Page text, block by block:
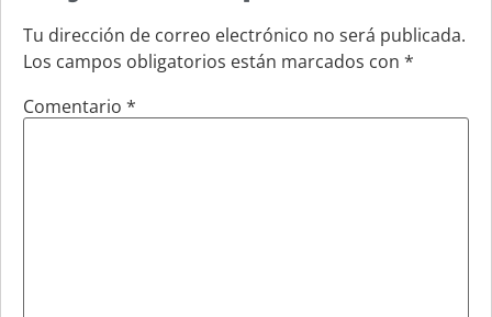
Tu dirección de correo electrónico no será publicada.
Los campos obligatorios están marcados con *
Comentario *